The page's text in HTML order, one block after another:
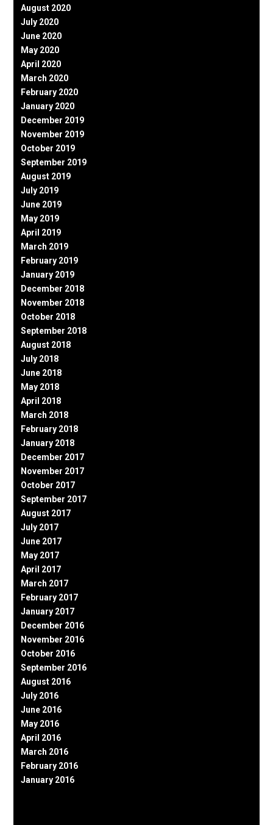
August 2020
July 2020
June 2020
May 2020
April 2020
March 2020
February 2020
January 2020
December 2019
November 2019
October 2019
September 2019
August 2019
July 2019
June 2019
May 2019
April 2019
March 2019
February 2019
January 2019
December 2018
November 2018
October 2018
September 2018
August 2018
July 2018
June 2018
May 2018
April 2018
March 2018
February 2018
January 2018
December 2017
November 2017
October 2017
September 2017
August 2017
July 2017
June 2017
May 2017
April 2017
March 2017
February 2017
January 2017
December 2016
November 2016
October 2016
September 2016
August 2016
July 2016
June 2016
May 2016
April 2016
March 2016
February 2016
January 2016